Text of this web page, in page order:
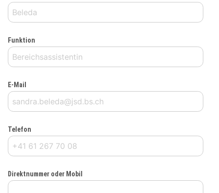
Funktion
E-Mail
Telefon
Direktnummer oder Mobil